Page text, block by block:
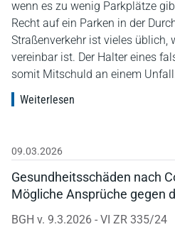
wenn es zu wenig Parkplätze
Recht auf ein Parken in der
Straßenverkehr ist vieles üblich,
vereinbar ist. Der Halter eines
somit Mitschuld an einem Unfall.
Weiterlesen
09.03.2026
Gesundheitsschäden nach
Mögliche Ansprüche gegen
BGH v. 9.3.2026 - VI ZR 335/24